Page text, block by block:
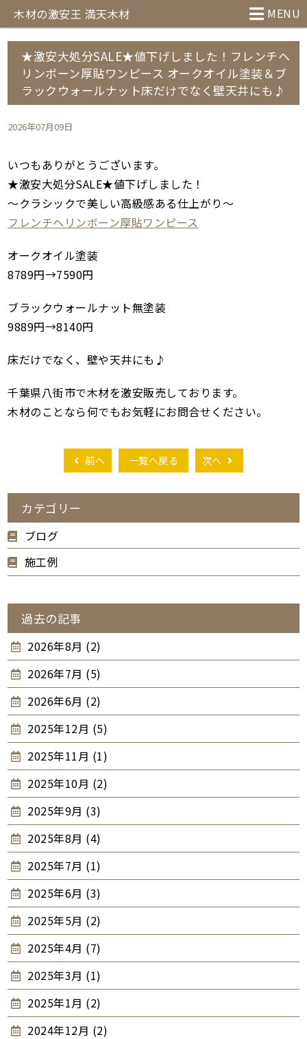
MENU
木材の激安王 満天木材
★激安大処分SALE★値下げしました！フレンチヘ
リンボーン厚貼ワンピース オークオイル塗装＆ブ
ラックウォールナット床だけでなく壁天井にも♪
2026年07月09日
いつもありがとうございます。
★激安大処分SALE★値下げしました！
～クラシックで美しい高級感ある仕上がり～
フレンチヘリンボーン厚貼ワンピース
オークオイル塗装
8789円→7590円
ブラックウォールナット無塗装
9889円→8140円
床だけでなく、壁や天井にも♪
千葉県八街市で木材を激安販売しております。
木材のことなら何でもお気軽にお問合せください。
前へ 一覧へ戻る 次へ
カテゴリー
ブログ
施工例
過去の記事
2026年8月 (2)
2026年7月 (5)
2026年6月 (2)
2025年12月 (5)
2025年11月 (1)
2025年10月 (2)
2025年9月 (3)
2025年8月 (4)
2025年7月 (1)
2025年6月 (3)
2025年5月 (2)
2025年4月 (7)
2025年3月 (1)
2025年1月 (2)
2024年12月 (2)